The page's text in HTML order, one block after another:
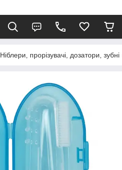
Ніблери, прорізувачі, дозатори, зубні